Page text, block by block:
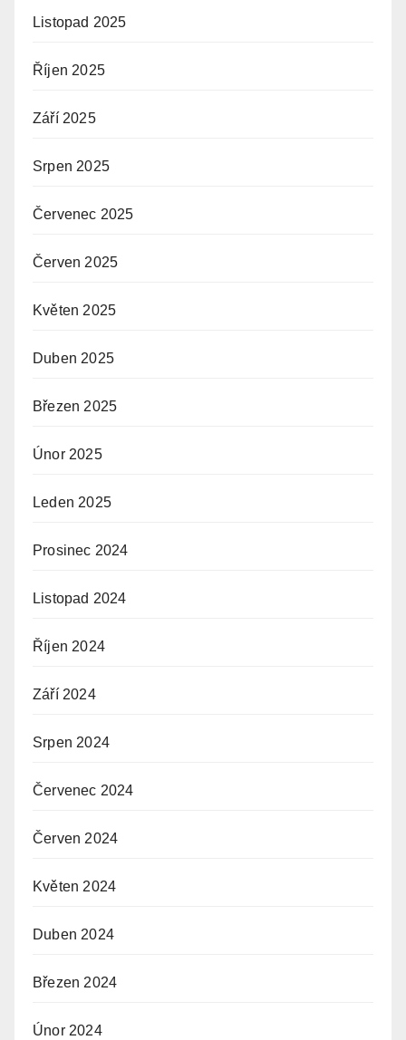
Listopad 2025
Říjen 2025
Září 2025
Srpen 2025
Červenec 2025
Červen 2025
Květen 2025
Duben 2025
Březen 2025
Únor 2025
Leden 2025
Prosinec 2024
Listopad 2024
Říjen 2024
Září 2024
Srpen 2024
Červenec 2024
Červen 2024
Květen 2024
Duben 2024
Březen 2024
Únor 2024